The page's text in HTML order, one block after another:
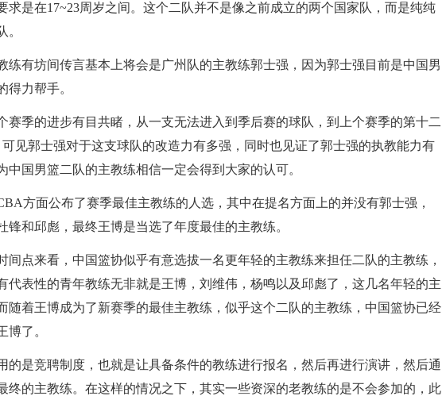
求是在17~23周岁之间。这个二队并不是像之前成立的两个国家队，而是纯纯
。
练有坊间传言基本上将会是广州队的主教练郭士强，因为郭士强目前是中国男
得力帮手。
赛季的进步有目共睹，从一支无法进入到季后赛的球队，到上个赛季的第十二
见郭士强对于这支球队的改造力有多强，同时也见证了郭士强的执教能力有
中国男篮二队的主教练相信一定会得到大家的认可。
方面公布了赛季最佳主教练的人选，其中在提名方面上的并没有郭士强，
锋和邱彪，最终王博是当选了年度最佳的主教练。
间点来看，中国篮协似乎有意选拔一名更年轻的主教练来担任二队的主教练，
代表性的青年教练无非就是王博，刘维伟，杨鸣以及邱彪了，这几名年轻的主
随着王博成为了新赛季的最佳主教练，似乎这个二队的主教练，中国篮协已经
博了。
的是竞聘制度，也就是让具备条件的教练进行报名，然后再进行演讲，然后通
终的主教练。在这样的情况之下，其实一些资深的老教练的是不会参加的，此